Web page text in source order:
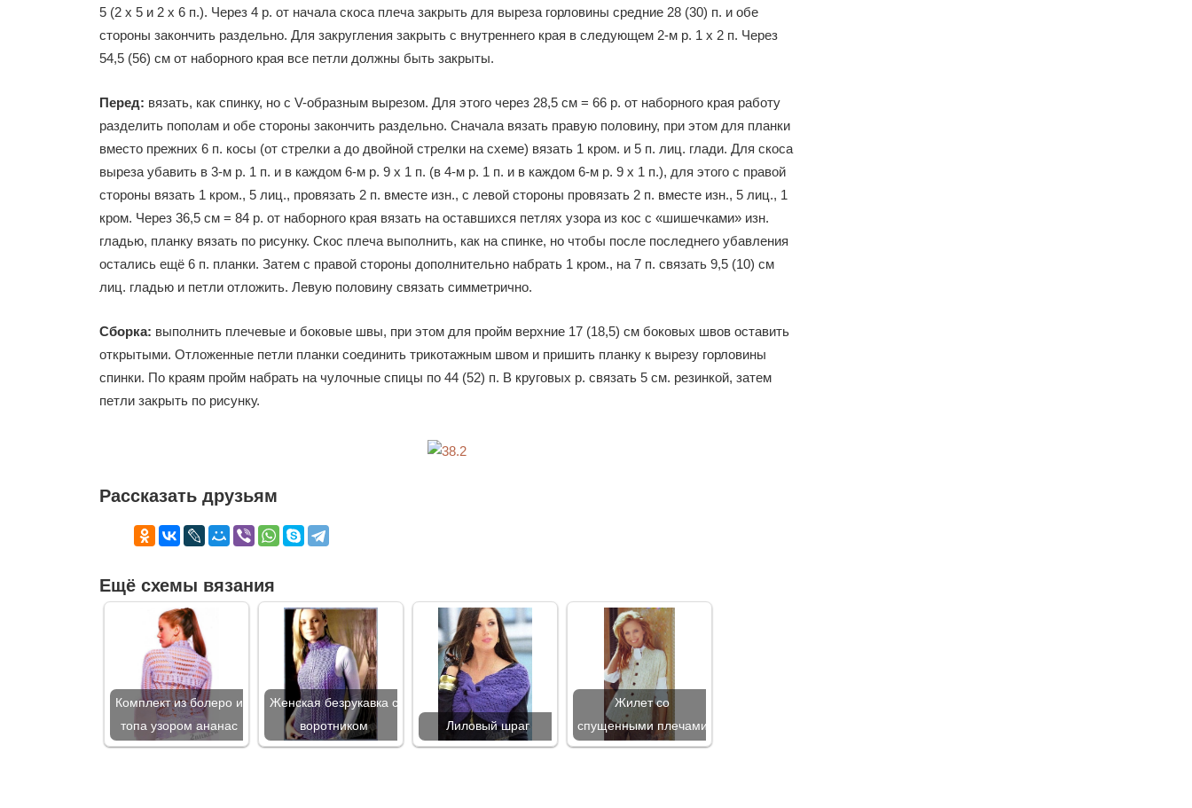
5 (2 х 5 и 2 х 6 п.). Через 4 р. от начала скоса плеча закрыть для выреза горловины средние 28 (30) п. и обе
стороны закончить раздельно. Для закругления закрыть с внутреннего края в следующем 2-м р. 1 х 2 п. Через
54,5 (56) см от наборного края все петли должны быть закрыты.
Перед: вязать, как спинку, но с V-образным вырезом. Для этого через 28,5 см = 66 р. от наборного края работу
разделить пополам и обе стороны закончить раздельно. Сначала вязать правую половину, при этом для планки
вместо прежних 6 п. косы (от стрелки а до двойной стрелки на схеме) вязать 1 кром. и 5 п. лиц. глади. Для скоса
выреза убавить в 3-м р. 1 п. и в каждом 6-м р. 9 х 1 п. (в 4-м р. 1 п. и в каждом 6-м р. 9 х 1 п.), для этого с правой
стороны вязать 1 кром., 5 лиц., провязать 2 п. вместе изн., с левой стороны провязать 2 п. вместе изн., 5 лиц., 1
кром. Через 36,5 см = 84 р. от наборного края вязать на оставшихся петлях узора из кос с «шишечками» изн.
гладью, планку вязать по рисунку. Скос плеча выполнить, как на спинке, но чтобы послe последнего убавления
остались ещё 6 п. планки. Затем с правой стороны дополнительно набрать 1 кром., на 7 п. связать 9,5 (10) см
лиц. гладью и петли отложить. Левую половину связать симметрично.
Сборка: выполнить плечевые и боковые швы, при этом для пройм верхние 17 (18,5) см боковых швов оставить
открытыми. Отложенные петли планки соединить трикотажным швом и пришить планку к вырезу горловины
спинки. По краям пройм набрать на чулочные спицы по 44 (52) п. В круговых р. связать 5 см. резинкой, затем
петли закрыть по рисунку.
Рассказать друзьям
Ещё схемы вязания
Комплект из болеро и
топа узором ананас
Женская безрукавка с
воротником
Лиловый шраг
Жилет со
спущенными плечами